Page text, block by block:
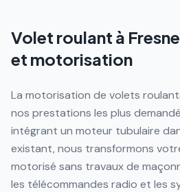
Volet roulant à
et motorisation
La motorisation de volets
nos prestations les plus
intégrant un moteur tubulaire
existant, nous transformons
motorisé sans travaux de
les télécommandes radio et les